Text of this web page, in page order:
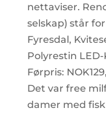
nettaviser.
selskap) står
Fyresdal,
Polyrestin
Førpris:
Det var free
damer med